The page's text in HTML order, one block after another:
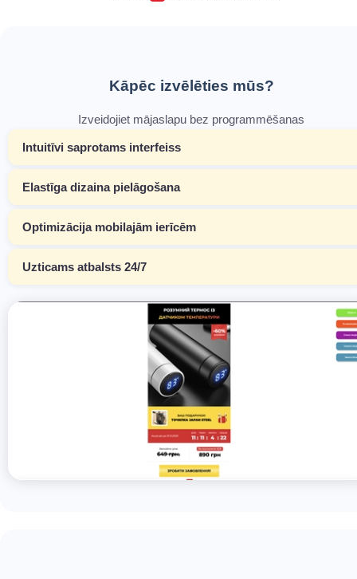
Kāpēc izvēlēties mūs?
Izveidojiet mājaslapu bez programmēšanas
Intuitīvi saprotams interfeiss
Elastīga dizaina pielāgošana
Optimizācija mobilajām ierīcēm
Uzticams atbalsts 24/7